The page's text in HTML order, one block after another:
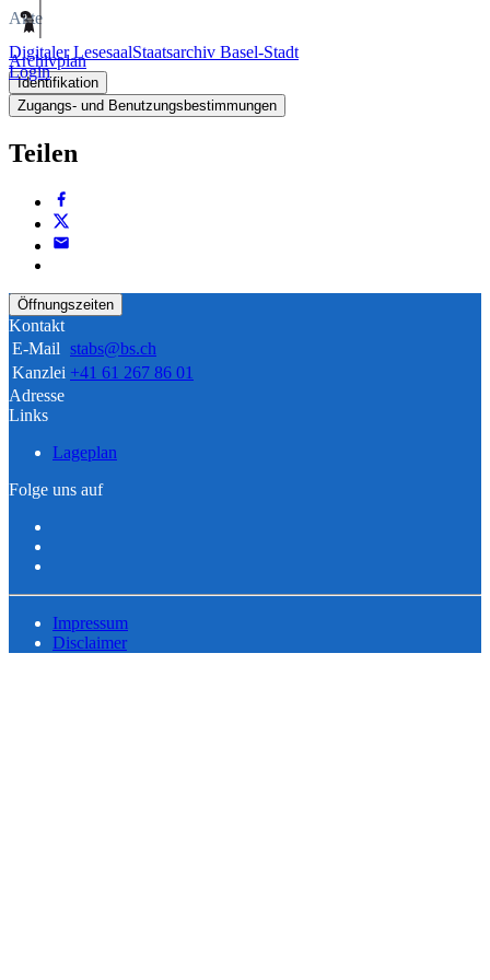
Digitaler LesesaalStaatsarchiv Basel-Stadt
Login
Akte
Archivplan
Identifikation
Zugangs- und Benutzungsbestimmungen
Teilen
Öffnungszeiten
Kontakt
E-Mail stabs@bs.ch
Kanzlei +41 61 267 86 01
Adresse
Links
Lageplan
Folge uns auf
Impressum
Disclaimer